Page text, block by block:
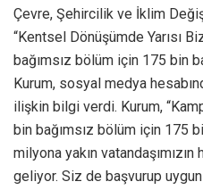
Çevre, Şehircilik ve İklim
“Kentsel Dönüşümde Yarısı
bağımsız bölüm için 175 bin
Kurum, sosyal medya
ilişkin bilgi verdi. Kurum,
bin bağımsız bölüm için 175
milyona yakın
geliyor. Siz de başvurup